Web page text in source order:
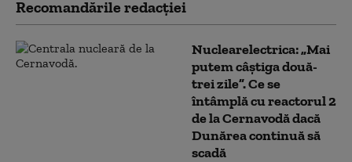
Recomandările redacţiei
Nuclearelectrica: „Mai
putem câștiga două-
trei zile”. Ce se
întâmplă cu reactorul 2
de la Cernavodă dacă
Dunărea continuă să
scadă